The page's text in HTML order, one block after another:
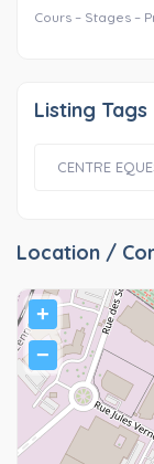
Cours – Stages –
Listing Tags
CENTRE
Location /
+
−